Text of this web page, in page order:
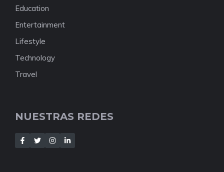
Education
Entertainment
Lifestyle
Technology
Travel
NUESTRAS REDES